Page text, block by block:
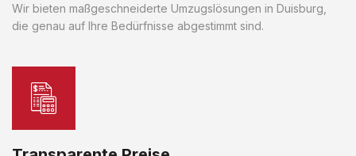
Wir bieten maßgeschneiderte Umzugslösungen in Duisburg,
die genau auf Ihre Bedürfnisse abgestimmt sind.